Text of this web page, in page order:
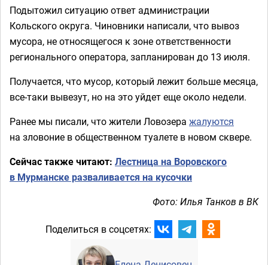
Подытожил ситуацию ответ администрации
Кольского округа. Чиновники написали, что вывоз
мусора, не относящегося к зоне ответственности
регионального оператора, запланирован до 13 июля.
Получается, что мусор, который лежит больше месяца,
все-таки вывезут, но на это уйдет еще около недели.
Ранее мы писали, что жители Ловозера жалуются
на зловоние в общественном туалете в новом сквере.
Сейчас также читают: Лестница на Воровского
в Мурманске разваливается на кусочки
Фото: Илья Танков в ВК
Поделиться в соцсетях: